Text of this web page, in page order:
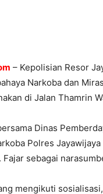
– Kepolisian Resor
Narkoba dan
di Jalan Thamrin
Dinas
Polres
sebagai
mengikuti